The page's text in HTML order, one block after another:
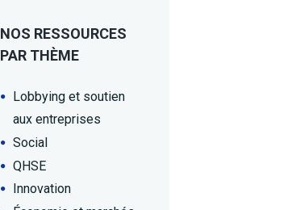
NOS RESSOURCES
PAR THÈME
Lobbying et soutien
aux entreprises
Social
QHSE
Innovation